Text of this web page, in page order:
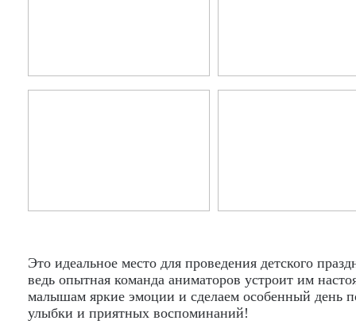
Это идеальное место для проведения детского
ведь опытная команда аниматоров устроит им
малышам яркие эмоции и сделаем особенный день
улыбки и приятных воспоминаний!